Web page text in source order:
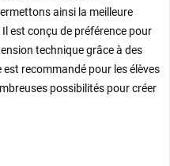
ainsi la meilleure
est conçu de préférence pour
technique grâce à des
recommandé pour les élèves
possibilités pour créer